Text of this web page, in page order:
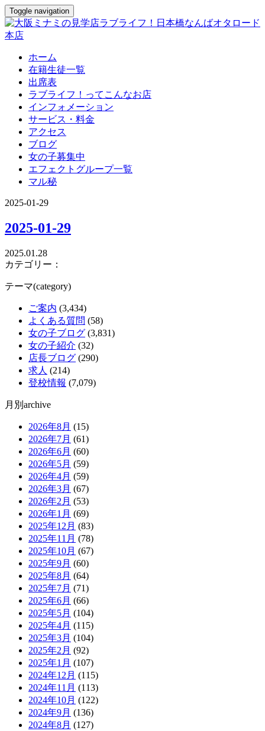
Toggle navigation
ホーム
在籍生徒一覧
出席表
ラブライフ！ってこんなお店
インフォメーション
サービス・料金
アクセス
ブログ
女の子募集中
エフェクトグループ一覧
マル秘
2025-01-29
2025-01-29
2025.01.28
カテゴリー：
テーマ(category)
ご案内 (3,434)
よくある質問 (58)
女の子ブログ (3,831)
女の子紹介 (32)
店長ブログ (290)
求人 (214)
登校情報 (7,079)
月別archive
2026年8月 (15)
2026年7月 (61)
2026年6月 (60)
2026年5月 (59)
2026年4月 (59)
2026年3月 (67)
2026年2月 (53)
2026年1月 (69)
2025年12月 (83)
2025年11月 (78)
2025年10月 (67)
2025年9月 (60)
2025年8月 (64)
2025年7月 (71)
2025年6月 (66)
2025年5月 (104)
2025年4月 (115)
2025年3月 (104)
2025年2月 (92)
2025年1月 (107)
2024年12月 (115)
2024年11月 (113)
2024年10月 (122)
2024年9月 (136)
2024年8月 (127)